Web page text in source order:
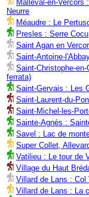
Malleval-en-Vercors
Neurre
Méaudre : Le
Presles : Serre Cocu
Saint Agan en
Saint-Antoine-
Saint-Christophe-
ferrata)
Saint-Gervais : Les
Saint-Laurent-du-
Saint-Michel-les-
Sainte-Agnés :
Savel : Lac de
Super Collet,
Vatilieu : Le tour de
Village du Haut
Villard de Lans : Col
Villard de Lans : La